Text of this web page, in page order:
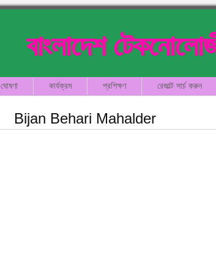
বাংলাদেশ
ঘোষণা কার্যক্রম প্রশিক্ষণ রেজাল্ট সার্চ করুন
Bijan Behari Mahalder